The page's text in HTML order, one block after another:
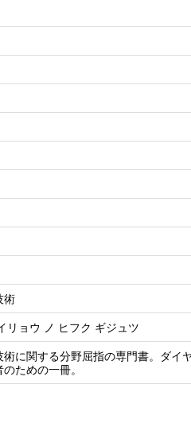
術
リョウ ノ ヒフク ギジュツ
術に関する分野屈指の専門書。ダ
ための一冊。